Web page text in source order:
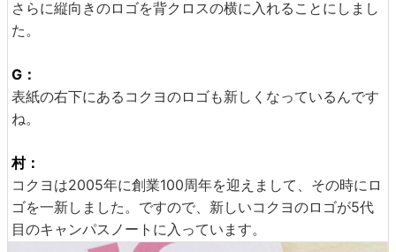
さらに縦向きのロゴを背クロスの横に入れることにしまし
た。
G：
表紙の右下にあるコクヨのロゴも新しくなっているんです
ね。
村：
コクヨは2005年に創業100周年を迎えまして、その時にロ
ゴを一新しました。ですので、新しいコクヨのロゴが5代
目のキャンパスノートに入っています。